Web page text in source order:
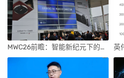
MWC26前瞻：智能新纪元下的科技盛宴